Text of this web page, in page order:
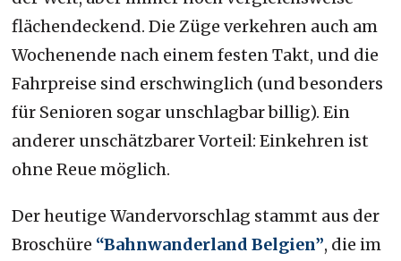
flächendeckend. Die Züge verkehren auch am
Wochenende nach einem festen Takt, und die
Fahrpreise sind erschwinglich (und besonders
für Senioren sogar unschlagbar billig). Ein
anderer unschätzbarer Vorteil: Einkehren ist
ohne Reue möglich.
Der heutige Wandervorschlag stammt aus der
Broschüre “Bahnwanderland Belgien”, die im